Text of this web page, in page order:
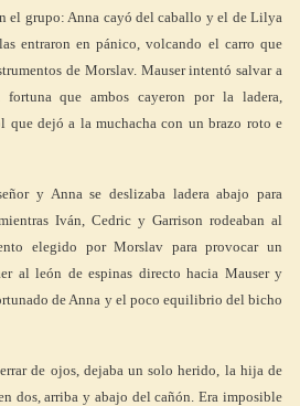
el grupo: Anna cayó del caballo y el de Lilya
entraron en pánico, volcando el carro que
de Morslav. Mauser intentó salvar a
que ambos cayeron por la ladera,
que dejó a la muchacha con un brazo roto e
y Anna se deslizaba ladera abajo para
Iván, Cedric y Garrison rodeaban al
elegido por Morslav para provocar un
al león de espinas directo hacia Mauser y
de Anna y el poco equilibrio del bicho
de ojos, dejaba un solo herido, la hija de
dos, arriba y abajo del cañón. Era imposible